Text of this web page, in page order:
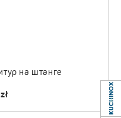
на штанге